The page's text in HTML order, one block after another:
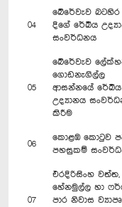
04
බේරේවැව
දිගේ රේඛීය
සංවර්ධනය
05
බේරේවැව
ගොඩනැගිල්ල
ආසන්නයේ රේඛීය
උද්‍යානය
කිරීම
06
කොළඹ කොටුව
පහසුකම්
07
එරදිරිසිංහ වත්ත,
හේනමුල්ල හා
පාර නිවාස